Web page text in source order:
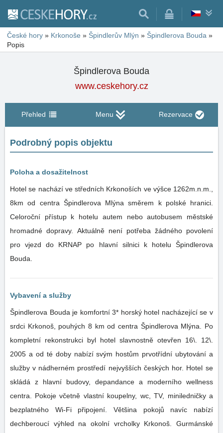
České hory » Krkonoše » Špindlerův Mlýn » Špindlerova Bouda »
Popis
Špindlerova Bouda
www.ceskehory.cz
Přehled Menu Rezervace
Podrobný popis objektu
Poloha a dosažitelnost
Hotel se nachází ve středních Krkonoších ve výšce 1262m.n.m.,
8km od centra Špindlerova Mlýna směrem k polské hranici.
Celoroční přístup k hotelu autem nebo autobusem městské
hromadné dopravy. Aktuálně není potřeba žádného povolení
pro vjezd do KRNAP po hlavní silnici k hotelu Špindlerova
Bouda.
Vybavení a služby
Špindlerova Bouda je komfortní 3* horský hotel nacházející se v
srdci Krkonoš, pouhých 8 km od centra Špindlerova Mlýna. Po
kompletní rekonstrukci byl hotel slavnostně otevřen 16\. 12\.
2005 a od té doby nabízí svým hostům prvotřídní ubytování a
služby v nádherném prostředí nejvyšších českých hor. Hotel se
skládá z hlavní budovy, depandance a moderního wellness
centra. Pokoje včetně vlastní koupelny, wc, TV, miniledničky a
bezplatného Wi-Fi připojení. Většina pokojů navíc nabízí
dechberoucí výhled na okolní vrcholky Krkonoš. Gurmánské